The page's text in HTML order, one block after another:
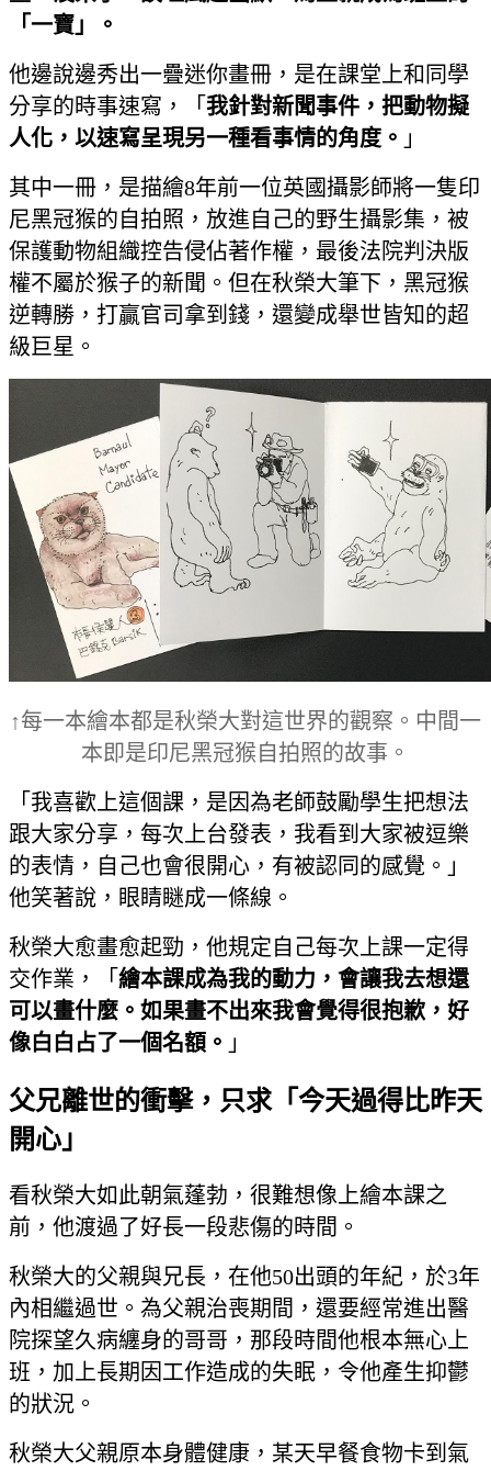
「一寶」。
他邊說邊秀出一疊迷你畫冊，是在課堂上和同學
分享的時事速寫，「 我針對新聞事件，把動物擬
人化，以速寫呈現另一種看事情的角度。 」
其中一冊，是描繪8年前一位英國攝影師將一隻印
尼黑冠猴的自拍照，放進自己的野生攝影集，被
保護動物組織控告侵佔著作權，最後法院判決版
權不屬於猴子的新聞。但在秋榮大筆下，黑冠猴
逆轉勝，打贏官司拿到錢，還變成舉世皆知的超
級巨星。
↑每一本繪本都是秋榮大對這世界的觀察。中間一
本即是印尼黑冠猴自拍照的故事。
「我喜歡上這個課，是因為老師鼓勵學生把想法
跟大家分享，每次上台發表，我看到大家被逗樂
的表情，自己也會很開心，有被認同的感覺。」
他笑著說，眼睛瞇成一條線。
秋榮大愈畫愈起勁，他規定自己每次上課一定得
交作業，「 繪本課成為我的動力，會讓我去想還
可以畫什麼。如果畫不出來我會覺得很抱歉，好
像白白占了一個名額。 」
父兄離世的衝擊，只求「今天過得比昨天
開心」
看秋榮大如此朝氣蓬勃，很難想像上繪本課之
前，他渡過了好長一段悲傷的時間。
秋榮大的父親與兄長，在他50出頭的年紀，於3年
內相繼過世。為父親治喪期間，還要經常進出醫
院探望久病纏身的哥哥，那段時間他根本無心上
班，加上長期因工作造成的失眠，令他產生抑鬱
的狀況。
秋榮大父親原本身體健康，某天早餐食物卡到氣